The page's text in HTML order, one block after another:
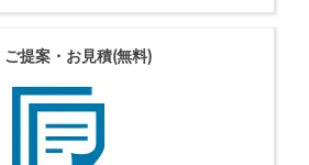
ご提案・お見積(無料)